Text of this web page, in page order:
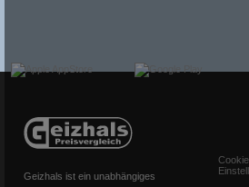
Geizhals ist ein unabhängiges